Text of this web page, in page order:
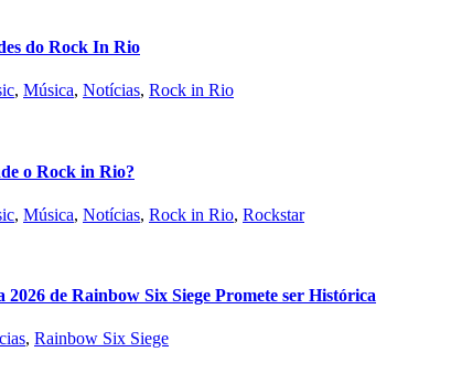
do Rock In Rio
, Música, Notícias, Rock in Rio
o Rock in Rio?
, Música, Notícias, Rock in Rio, Rockstar
2026 de Rainbow Six Siege Promete ser Histórica
, Rainbow Six Siege